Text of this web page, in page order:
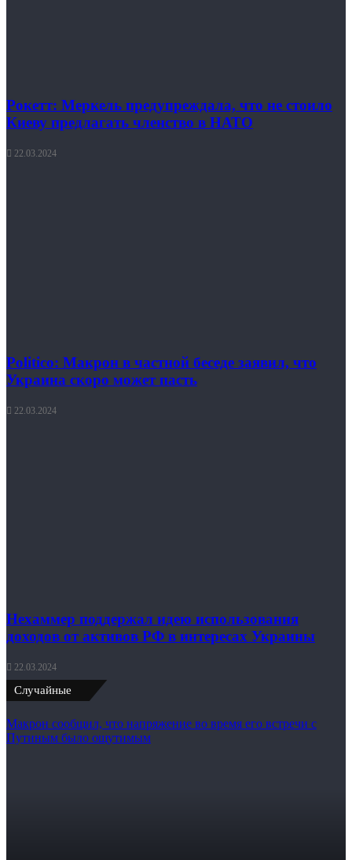
Рокетт: Меркель предупреждала, что не стоило
Киеву предлагать членство в НАТО
22.03.2024
Politico: Макрон в частной беседе заявил, что
Украина скоро может пасть
22.03.2024
Нехаммер поддержал идею использования
доходов от активов РФ в интересах Украины
22.03.2024
Случайные
Макрон сообщил, что напряжение во время его встречи с
Путиным было ощутимым